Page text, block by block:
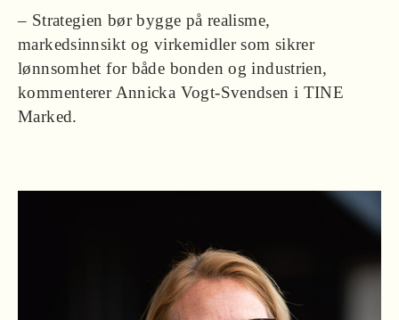
– Strategien bør bygge på realisme,
markedsinnsikt og virkemidler som sikrer
lønnsomhet for både bonden og industrien,
kommenterer Annicka Vogt-Svendsen i TINE
Marked.